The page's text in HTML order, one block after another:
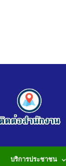
บริการประชาชน